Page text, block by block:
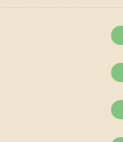
Lage erfassen,
sein können